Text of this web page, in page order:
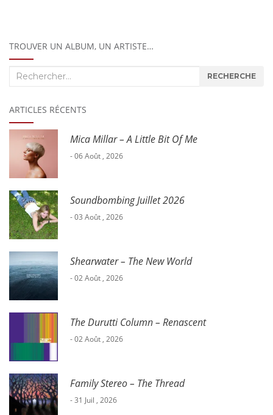
TROUVER UN ALBUM, UN ARTISTE…
Recherche
RECHERCHE
ARTICLES RÉCENTS
Mica Millar – A Little Bit Of Me
- 06 Août , 2026
Soundbombing Juillet 2026
- 03 Août , 2026
Shearwater – The New World
- 02 Août , 2026
The Durutti Column – Renascent
- 02 Août , 2026
Family Stereo – The Thread
- 31 Juil , 2026